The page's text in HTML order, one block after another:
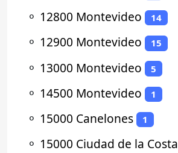
⚬ 12800 Montevideo 14
⚬ 12900 Montevideo 15
⚬ 13000 Montevideo 5
⚬ 14500 Montevideo 1
⚬ 15000 Canelones 1
⚬ 15000 Ciudad de la Costa